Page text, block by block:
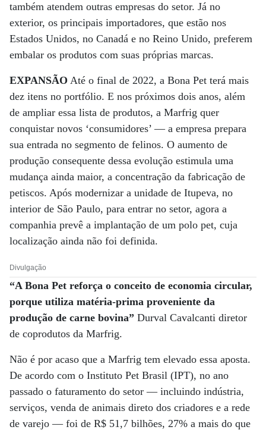
também atendem outras empresas do setor. Já no
exterior, os principais importadores, que estão nos
Estados Unidos, no Canadá e no Reino Unido, preferem
embalar os produtos com suas próprias marcas.
EXPANSÃO Até o final de 2022, a Bona Pet terá mais
dez itens no portfólio. E nos próximos dois anos, além
de ampliar essa lista de produtos, a Marfrig quer
conquistar novos ‘consumidores’ — a empresa prepara
sua entrada no segmento de felinos. O aumento de
produção consequente dessa evolução estimula uma
mudança ainda maior, a concentração da fabricação de
petiscos. Após modernizar a unidade de Itupeva, no
interior de São Paulo, para entrar no setor, agora a
companhia prevê a implantação de um polo pet, cuja
localização ainda não foi definida.
Divulgação
“A Bona Pet reforça o conceito de economia circular,
porque utiliza matéria-prima proveniente da
produção de carne bovina” Durval Cavalcanti diretor
de coprodutos da Marfrig.
Não é por acaso que a Marfrig tem elevado essa aposta.
De acordo com o Instituto Pet Brasil (IPT), no ano
passado o faturamento do setor — incluindo indústria,
serviços, venda de animais direto dos criadores e a rede
de varejo — foi de R$ 51,7 bilhões, 27% a mais do que